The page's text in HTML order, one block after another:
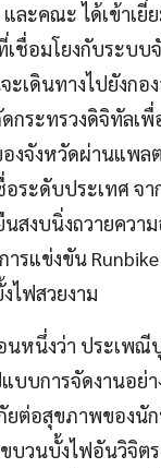
และคณะ ได้เข้า
ชื่อมโยงกับระบบ
ดินทางไปยังกอ
ระทรวงดิจิทัลเ
งจังหวัดผ่านแพ
ะดับประเทศ จ
สงบนิ่งถวายคว
ารแข่งขัน
ไฟสวยงาม
นหนึ่งว่า ประเพ
บบการจัดงานอย่
ยต่อสุขภาพของนั
ขบวนบั้งไฟอันวิจิ